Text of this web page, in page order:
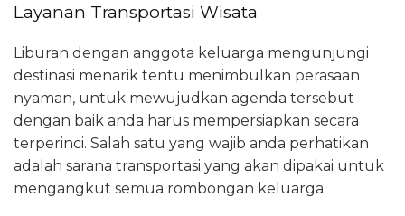
Layanan Transportasi Wisata
Liburan dengan anggota keluarga mengunjungi
destinasi menarik tentu menimbulkan perasaan
nyaman, untuk mewujudkan agenda tersebut
dengan baik anda harus mempersiapkan secara
terperinci. Salah satu yang wajib anda perhatikan
adalah sarana transportasi yang akan dipakai untuk
mengangkut semua rombongan keluarga.